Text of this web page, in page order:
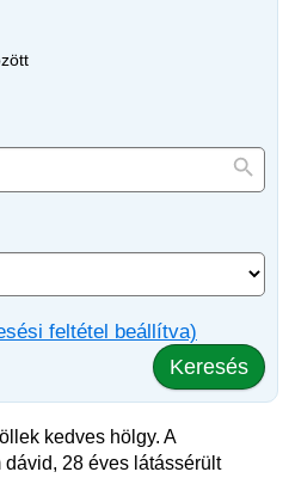
feltétel beállítva)
Keresés
kedves hölgy. A
dávid, 28 éves látássérült